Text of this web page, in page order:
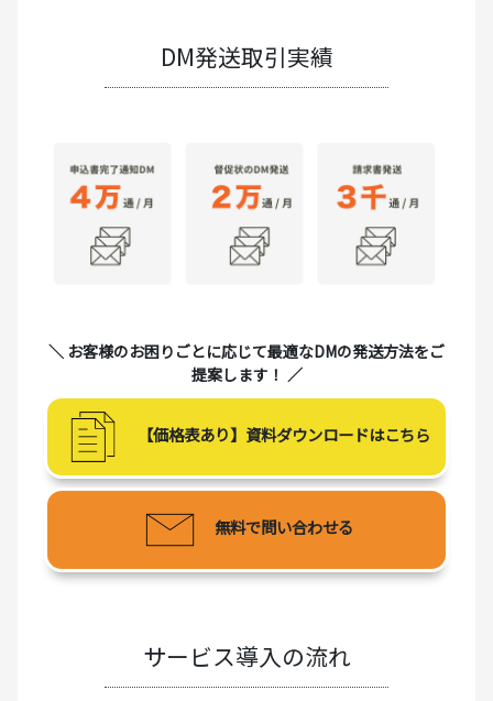
DM発送取引実績
＼ お客様のお困りごとに応じて最適なDMの発送方法をご
提案します！ ／
【価格表あり】資料ダウンロードはこちら
無料で問い合わせる
サービス導入の流れ